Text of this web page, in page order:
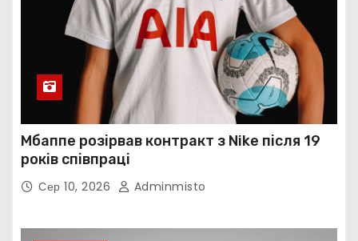
Мбаппе розірвав контракт з Nike після 19
років співпраці
Сер 10, 2026 Adminmisto